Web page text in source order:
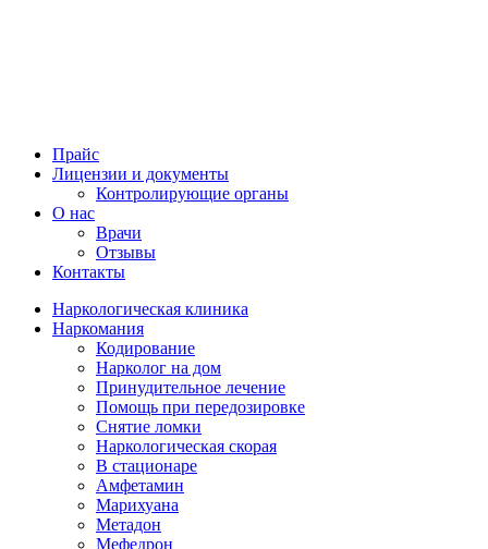
Прайс
Лицензии и документы
Контролирующие органы
О нас
Врачи
Отзывы
Контакты
Наркологическая клиника
Наркомания
Кодирование
Нарколог на дом
Принудительное лечение
Помощь при передозировке
Снятие ломки
Наркологическая скорая
В стационаре
Амфетамин
Марихуана
Метадон
Мефедрон